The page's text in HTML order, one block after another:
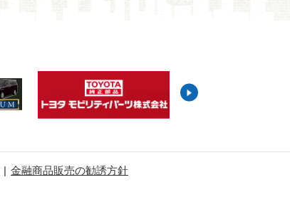
金融商品販売の勧誘方針